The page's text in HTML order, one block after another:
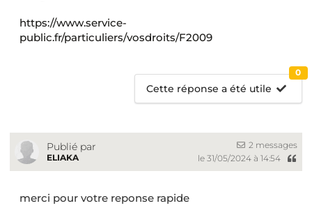
https://www.service-
public.fr/particuliers/vosdroits/F2009
Cette réponse a été utile
0
Publié par
ELIAKA
2 messages
le 31/05/2024 à 14:54
merci pour votre reponse rapide